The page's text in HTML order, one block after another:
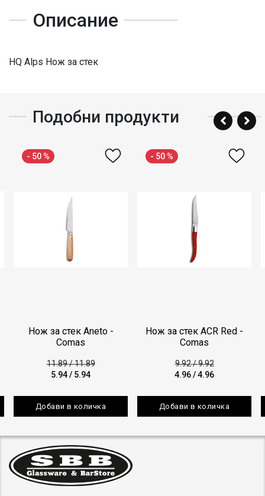
Описание
HQ Alps Нож за стек
Подобни продукти
- 50 %
Нож за стек Aneto -
Comas
11.89/11.89
5.94/ 5.94
Добави в количка
- 50 %
Нож за стек ACR Red -
Comas
9.92/9.92
4.96/4.96
Добави в количка